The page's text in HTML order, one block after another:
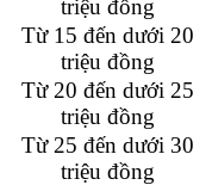
triệu đồng
Từ 15 đến dưới 20
triệu đồng
Từ 20 đến dưới 25
triệu đồng
Từ 25 đến dưới 30
triệu đồng